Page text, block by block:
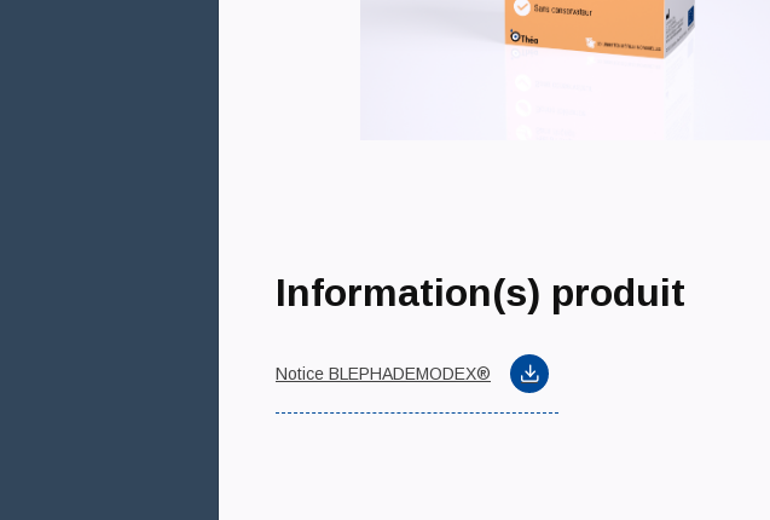
Information(s) produit
Notice BLEPHADEMODEX®